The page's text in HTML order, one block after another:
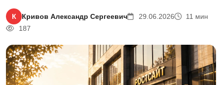
К Кривов Александр Сергеевич 29.06.2026
11 мин
187